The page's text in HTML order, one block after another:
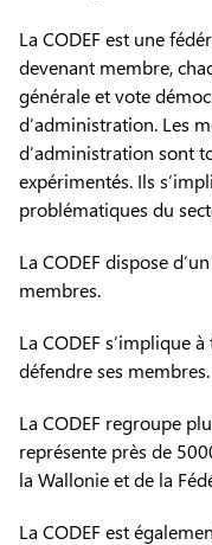
La CODEF est une
devenant membre,
générale et vote
d’administration. Les
d’administration sont
expérimentés. Ils
problématiques du
La CODEF dispose
membres.
La CODEF s’implique
défendre ses membres.
La CODEF regroupe
représente près de
la Wallonie et de la
La CODEF est